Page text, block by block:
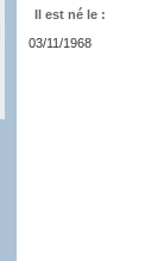
Il est né le :
03/11/1968